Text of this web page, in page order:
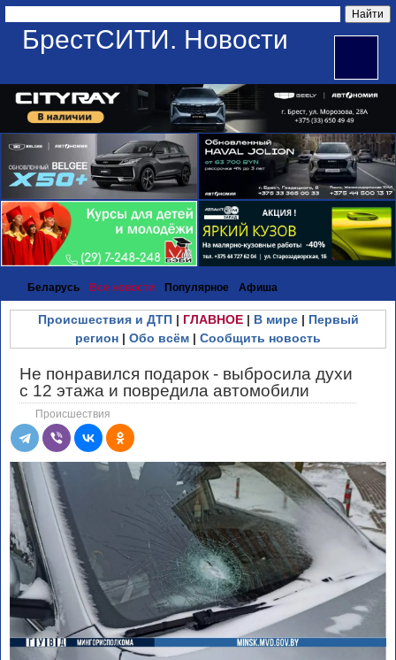
БрестСИТИ. Новости
Беларусь Все новости Популярное Афиша
Происшествия и ДТП| ГЛАВНОЕ| В мире| Первый
регион | Обо всём | Сообщить новость
Не понравился подарок - выбросила духи
с 12 этажа и повредила автомобили
Происшествия